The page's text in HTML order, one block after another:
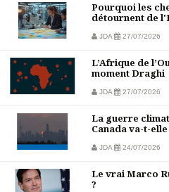
Pourquoi les
détournent de
JDA 27/07/2026
L’Afrique de
moment Draghi
JDA 27/07/2026
La guerre
Canada va-t-
JDA 24/07/2026
Le vrai Marco
?